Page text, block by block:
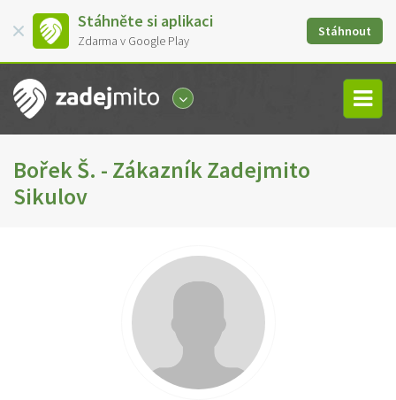
Stáhněte si aplikaci
Zdarma v Google Play
Stáhnout
Bořek Š. - Zákazník Zadejmito
Sikulov